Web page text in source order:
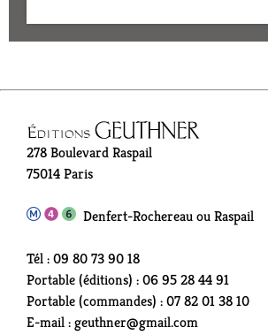
278 Boulevard Raspail
75014 Paris
Denfert-Rochereau ou Raspail
Tél : 09 80 73 90 18
Portable (éditions) : 06 95 28 44 91
Portable (commandes) : 07 82 01 38 10
E-mail : geuthner@gmail.com